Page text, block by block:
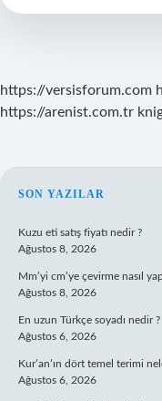
https://versisforum.com
https://arenist.com.tr
SIDEBAR
SON YAZILAR
Kuzu eti satış fiyatı nedir ?
Ağustos 8, 2026
Mm’yi cm’ye çevirme nasıl
Ağustos 8, 2026
En uzun Türkçe soyadı nedir ?
Ağustos 6, 2026
Kur’an’ın dört temel terimi
Ağustos 6, 2026